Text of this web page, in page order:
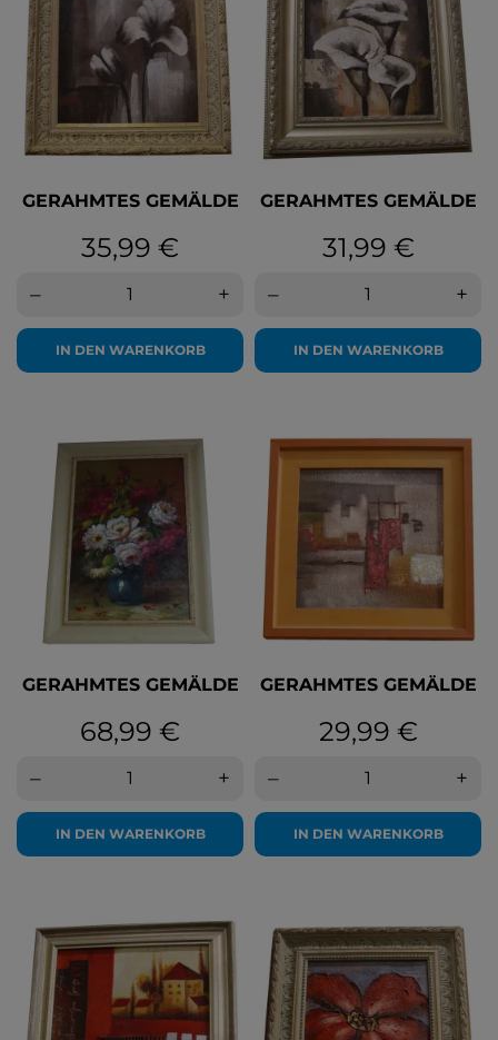
GERAHMTES GEMÄLDE
Preis
35,99 €
– +
IN DEN WARENKORB
GERAHMTES GEMÄLDE
Preis
31,99 €
– +
IN DEN WARENKORB
GERAHMTES GEMÄLDE
Preis
68,99 €
– +
IN DEN WARENKORB
GERAHMTES GEMÄLDE
Preis
29,99 €
– +
IN DEN WARENKORB